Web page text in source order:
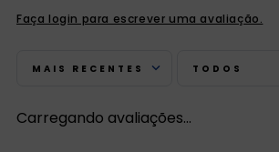
Faça login para escrever uma avaliação.
MAIS RECENTES TODOS
Carregando avaliações…